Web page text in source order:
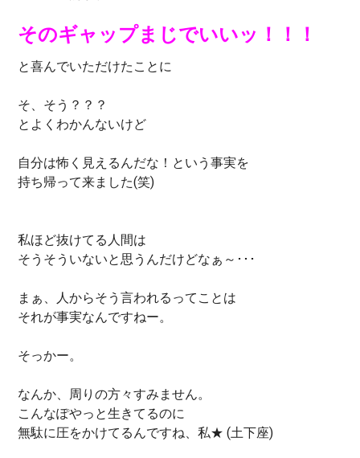
そのギャップまじでいいッ！！！
と喜んでいただけたことに
そ、そう？？？
とよくわかんないけど
自分は怖く見えるんだな！という事実を
持ち帰って来ました(笑)
私ほど抜けてる人間は
そうそういないと思うんだけどなぁ～･･･
まぁ、人からそう言われるってことは
それが事実なんですねー。
そっかー。
なんか、周りの方々すみません。
こんなぽやっと生きてるのに
無駄に圧をかけてるんですね、私★ (土下座)